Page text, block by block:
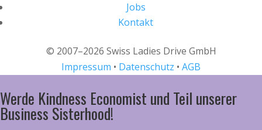
Jobs
Kontakt
© 2007–2026 Swiss Ladies Drive GmbH
Impressum • Datenschutz • AGB
Werde Kindness Economist und Teil unserer
Business Sisterhood!